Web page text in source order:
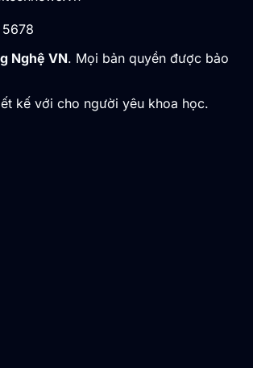
Nghệ VN. Mọi bản quyền được bảo
kế với cho người yêu khoa học.